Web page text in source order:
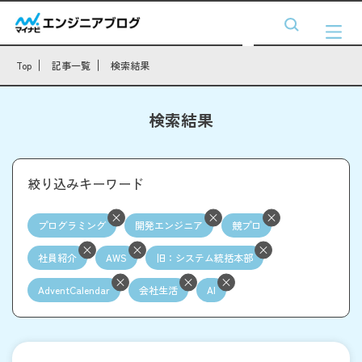
Top 記事一覧 検索結果
検索結果
絞り込みキーワード
プログラミング 開発エンジニア 競プロ
社員紹介 AWS 旧：システム統括本部
AdventCalendar 会社生活 AI